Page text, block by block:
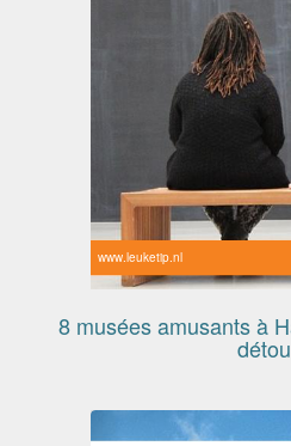
www.leuketip.nl
8 musées amusants à